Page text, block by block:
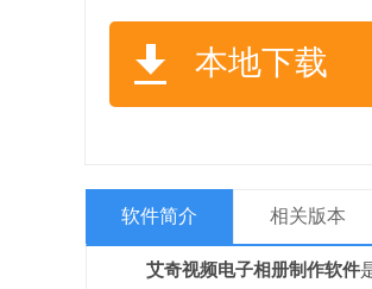
本地下载
软件简介 相关版本
艾奇视频电子相册制作软件